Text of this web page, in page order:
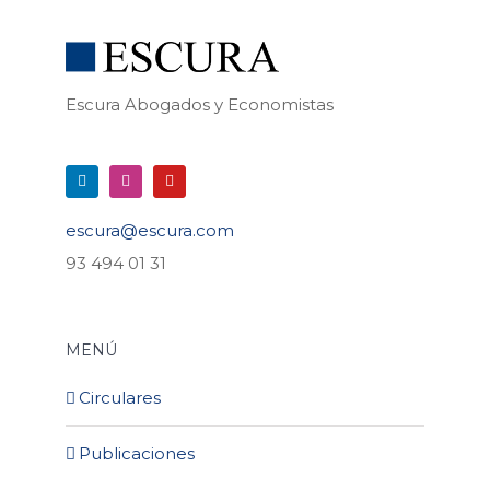
Escura Abogados y Economistas
escura@escura.com
93 494 01 31
MENÚ
Circulares
Publicaciones